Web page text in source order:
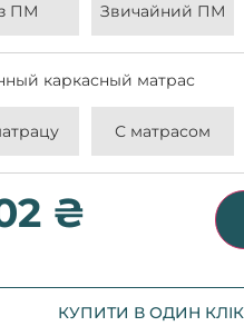
ПМ Звичайний ПМ
каркасный матрас*
С матрасом
₴
КУПИТИ В ОДИН КЛІК